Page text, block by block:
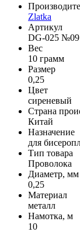
Zlatka
Артикул
DG-025 №09
Вес
10 грамм
Размер
0,25
Цвет
сиреневый
Страна
Китай
Назначение
для
Тип товара
Проволока
Диаметр, мм
0,25
Материал
металл
Намотка, м
10